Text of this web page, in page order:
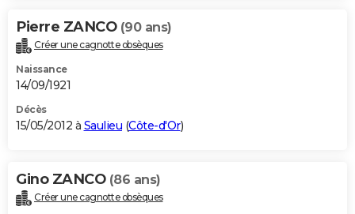
Pierre ZANCO (90 ans)
Créer une cagnotte obsèques
Naissance
14/09/1921
Décès
15/05/2012 à Saulieu (Côte-d'Or)
Gino ZANCO (86 ans)
Créer une cagnotte obsèques